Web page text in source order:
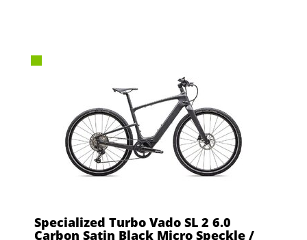
Specialized Turbo Vado SL 2 6.0
Carbon Satin Black Micro Speckle /